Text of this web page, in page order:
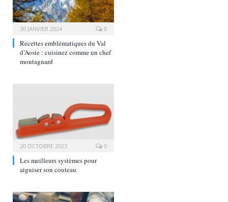
30 JANVIER 2024 0
Recettes emblématiques du Val
d’Aoste : cuisinez comme un chef
montagnard
20 OCTOBRE 2023 0
Les meilleurs systèmes pour
aiguiser son couteau